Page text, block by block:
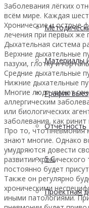
Материалы
График
Отчетность
5 С
Проектная
Заболевания лёгких
всём мире. Каждая
Хронические и острые
лечения при первых же
Дыхательная система
Верхние дыхательные
пазухи, глотку и
Средние дыхательные
Нижние дыхательные
Многие люди имеют
аллергическим
или биологических
заболевания, как ринит
Про то, что пневмония
знают многие. Однако
умудряются довести
развитии
постоянно будет
Также он регулярно
хроническими
иными патологиями.